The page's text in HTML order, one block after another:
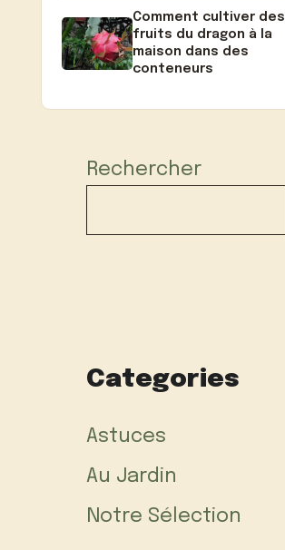
Comment cultiver des
fruits du dragon à la
maison dans des
conteneurs
Rechercher
Categories
Astuces
Au Jardin
Notre Sélection